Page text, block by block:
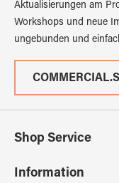
Aktualisierungen am
Workshops und neue
ungebunden und
Shop Service
Information